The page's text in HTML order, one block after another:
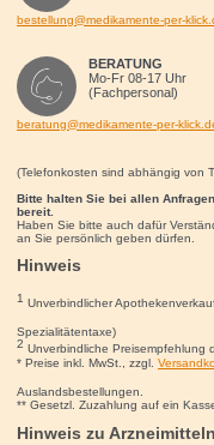
bestellung@medikamente-per-
BERATUNG
Mo-Fr 08-17 Uhr
(Fachpersonal)
beratung@medikamente-per-
(Telefonkosten sind abhängig von
Bitte halten Sie bei allen
bereit.
Haben Sie bitte auch dafür
an Sie persönlich geben dürfen.
Hinweis
1 Unverbindlicher
Spezialitätentaxe)
2 Unverbindliche Preisempfehlung
* Preise inkl. MwSt., zzgl.
Auslandsbestellungen.
** Gesetzl. Zuzahlung auf ein
Hinweis zu Arzneimitteln